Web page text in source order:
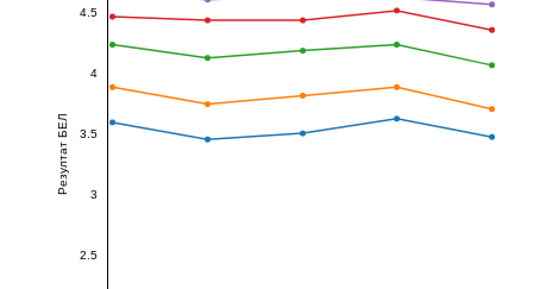
Резултат БЕЛ
2.5
3
3.5
4
4.5